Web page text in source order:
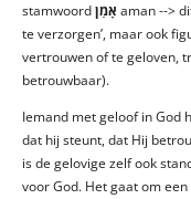
stamwoordאָמַן aman -->
te verzorgen’, maar ook
vertrouwen of te geloven,
betrouwbaar).
Iemand met geloof in God
dat hij steunt, dat Hij
is de gelovige zelf ook
voor God. Het gaat om